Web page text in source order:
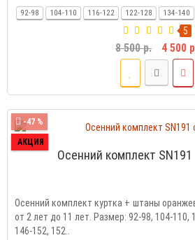
92-98 104-110 116-122 122-128 134-140
5
8 500 р. 4 500
-47 %
АКЦИЯ
Осенний комплект
Осенний комплект куртка + штаны
от 2 лет до 11 лет. Размер: 92-98, 104-110,
146-152, 152..